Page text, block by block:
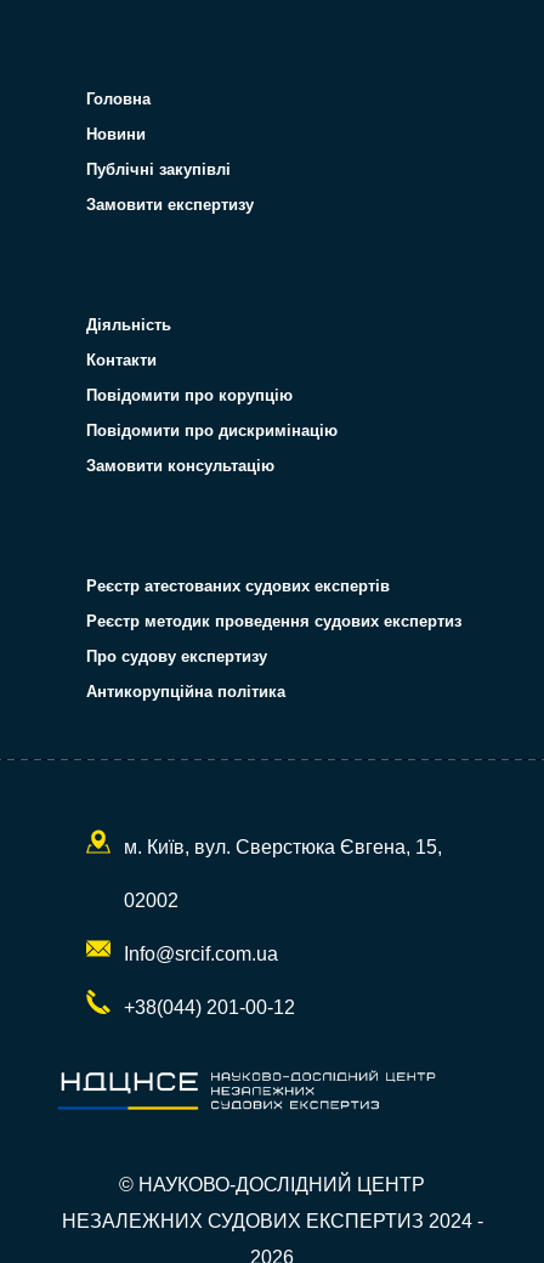
Головна
Новини
Публічні закупівлі
Замовити експертизу
Діяльність
Контакти
Повідомити про корупцію
Повідомити про дискримінацію
Замовити консультацію
Реєстр атестованих судових експертів
Реєстр методик проведення судових експертиз
Про судову експертизу
Антикорупційна політика
м. Київ, вул. Сверстюка Євгена, 15,
02002
Info@srcif.com.ua
+38(044) 201-00-12
© НАУКОВО-ДОСЛІДНИЙ ЦЕНТР
НЕЗАЛЕЖНИХ СУДОВИХ ЕКСПЕРТИЗ 2024 -
2026